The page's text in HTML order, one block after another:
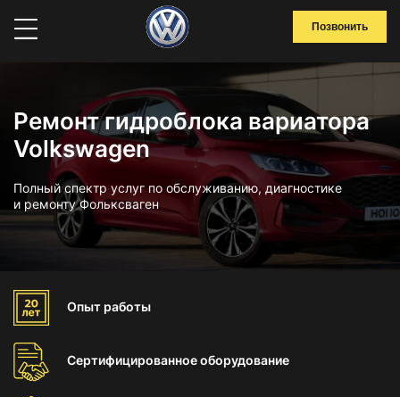
Позвонить
Ремонт гидроблока вариатора
Volkswagen
Полный спектр услуг по обслуживанию, диагностике
и ремонту Фольксваген
Опыт работы
Сертифицированноеоборудование